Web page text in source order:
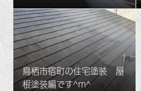
鳥栖市宿町の住宅塗装 屋
根塗装編です^m^